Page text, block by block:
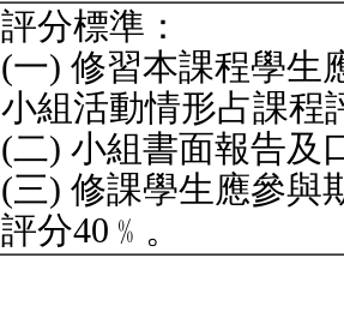
評分標準：
(一) 修習本課程學生
小組活動情形占課程
(二) 小組書面報告及
(三) 修課學生應參與
評分40﹪。